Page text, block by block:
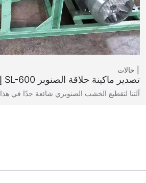
حالات
تصدير ماكينة حلاقة الصنوبر SL-600 إلى الإمارات
آلتنا لتقطيع الخشب الصنوبري شائعة جدًا في